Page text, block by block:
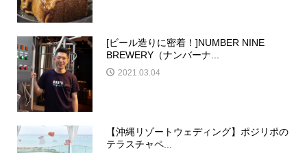
[ビール造りに密着！]NUMBER NINE
BREWERY（ナンバーナ...
2021.03.04
【沖縄リゾートウェディング】ポジリポの
テラスチャペ...